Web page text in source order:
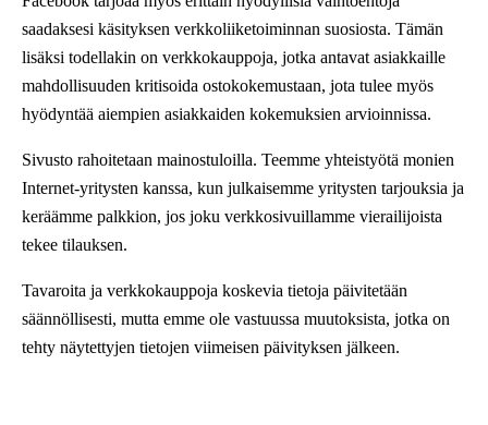
saadaksesi käsityksen verkkoliiketoiminnan suosiosta. Tämän
lisäksi todellakin on verkkokauppoja, jotka antavat asiakkaille
mahdollisuuden kritisoida ostokokemustaan, jota tulee myös
hyödyntää aiempien asiakkaiden kokemuksien arvioinnissa.
Sivusto rahoitetaan mainostuloilla. Teemme yhteistyötä monien
Internet-yritysten kanssa, kun julkaisemme yritysten tarjouksia ja
keräämme palkkion, jos joku verkkosivuillamme vierailijoista
tekee tilauksen.
Tavaroita ja verkkokauppoja koskevia tietoja päivitetään
säännöllisesti, mutta emme ole vastuussa muutoksista, jotka on
tehty näytettyjen tietojen viimeisen päivityksen jälkeen.